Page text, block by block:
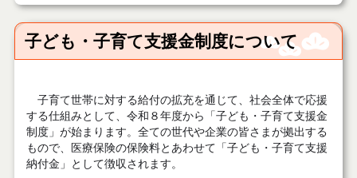
子ども・子育て支援金制度について
子育て世帯に対する給付の拡充を通じて、社会全体で応援
する仕組みとして、令和８年度から「子ども・子育て支援金
制度」が始まります。全ての世代や企業の皆さまが拠出する
もので、医療保険の保険料とあわせて「子ども・子育て支援
納付金」として徴収されます。